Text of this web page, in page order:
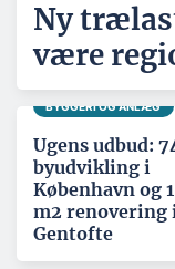
Ny
være
BYGGERI OG ANLÆG
Ugens udbud:
byudvikling i
København og
m2 renovering
Gentofte